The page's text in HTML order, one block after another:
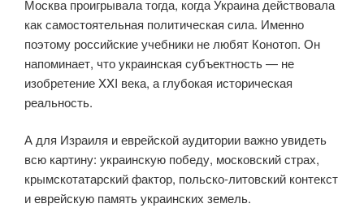
Москва проигрывала тогда, когда Украина действовала
как самостоятельная политическая сила. Именно
поэтому российские учебники не любят Конотоп. Он
напоминает, что украинская субъектность — не
изобретение XXI века, а глубокая историческая
реальность.
А для Израиля и еврейской аудитории важно увидеть
всю картину: украинскую победу, московский страх,
крымскотатарский фактор, польско-литовский контекст
и еврейскую память украинских земель.